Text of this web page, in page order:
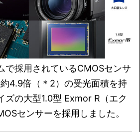
で採用されているCMOSセンサ
4.9倍（＊2）の受光面積を持
ズの大型1.0型 Exmor R（エク
センサーを採用しました。